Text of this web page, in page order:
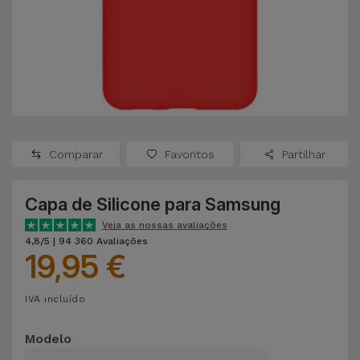
Oppo
OnePlus
Google
Dyson
TCL
Recondicionados
Recondicionados
Consolas
Recondicionadas
Ver
tudo
Auriculares
e Colunas
Smartwatches
e Braceletes
Correntes
Comparar Favoritos Partilhar
Capa de Silicone para Samsung
Veja as nossas avaliações
4,8/5 | 94 360 Avaliações
19,95 €
IVA incluído
Modelo